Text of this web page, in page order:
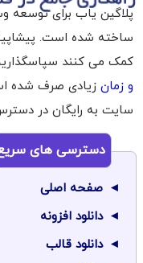
پلاگین یاب برای توسعه
ساخته شده است.
کمک می کنند
و زمان زیادی صرف شده
سایت به رایگان در
دسترسی های
صفحه اصلی
دانلود افزونه
دانلود قالب